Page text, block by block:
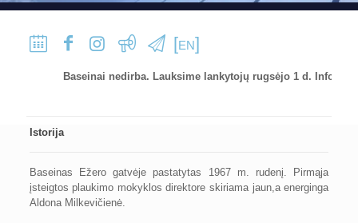
[EN]
Baseinai nedirba. Lauksime lankytojų rugsėjo 1 d.
Istorija
Baseinas Ežero gatvėje pastatytas 1967 m. rudenį. Pirmąja
įsteigtos plaukimo mokyklos direktore skiriama jaun,a energinga
Aldona Milkevičienė.